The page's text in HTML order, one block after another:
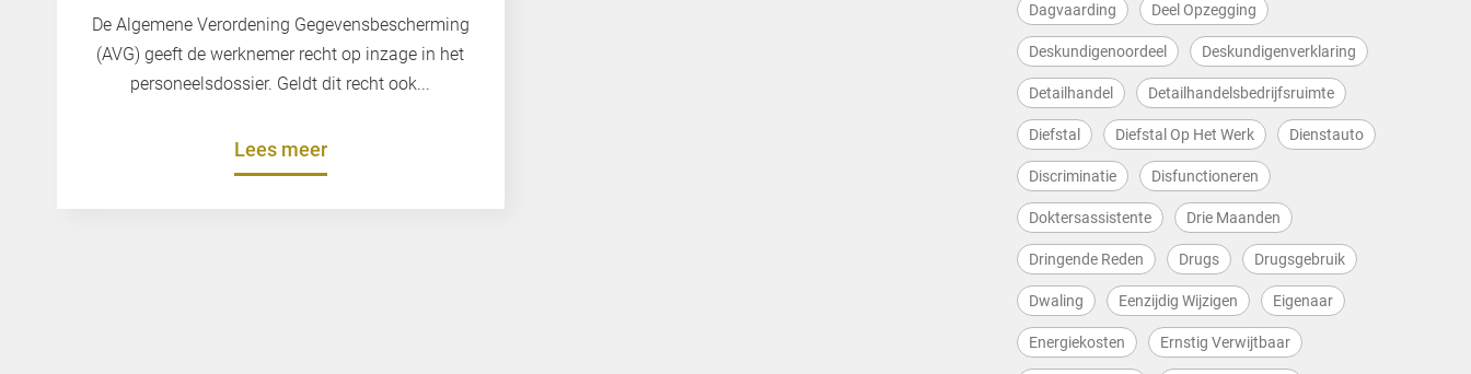
De Algemene Verordening Gegevensbescherming
(AVG) geeft de werknemer recht op inzage in het
personeelsdossier. Geldt dit recht ook...
Lees meer
Dagvaarding Deel Opzegging
Deskundigenoordeel Deskundigenverklaring
Detailhandel Detailhandelsbedrijfsruimte
Diefstal Diefstal Op Het Werk Dienstauto
Discriminatie Disfunctioneren
Doktersassistente Drie Maanden
Dringende Reden Drugs Drugsgebruik
Dwaling Eenzijdig Wijzigen Eigenaar
Energiekosten Ernstig Verwijtbaar